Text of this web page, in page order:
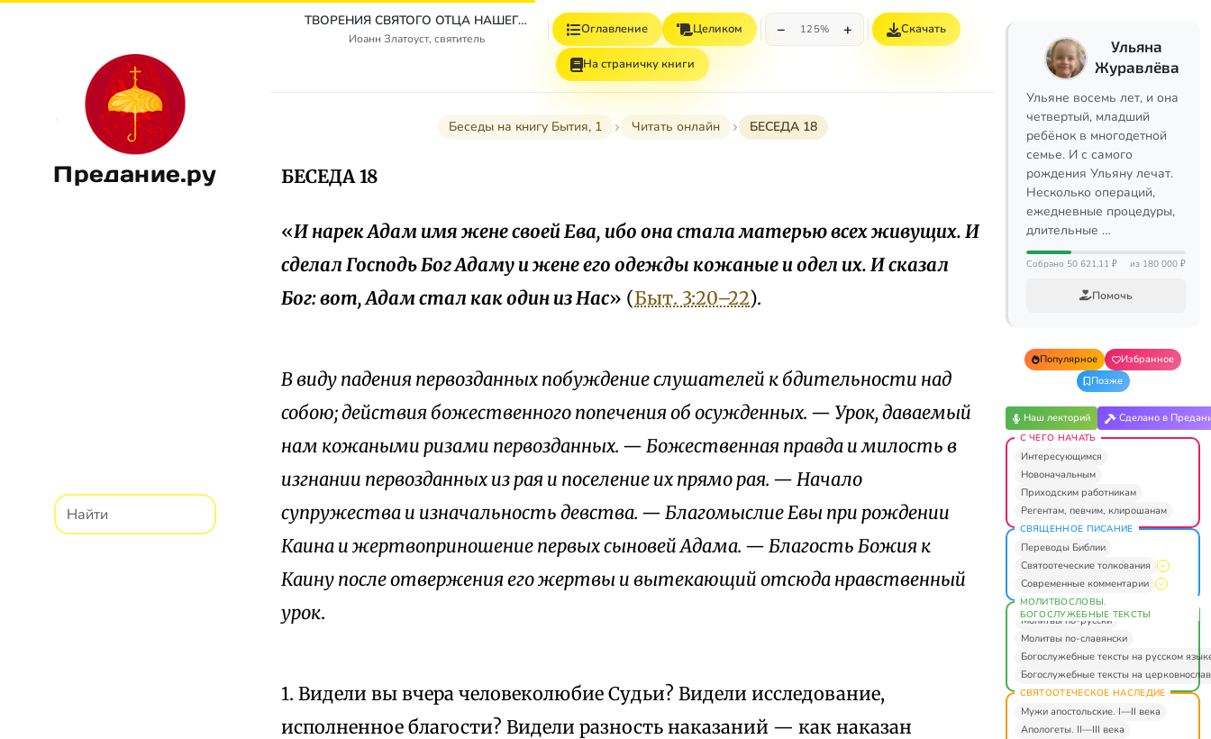
Предание.ру
ТВОРЕНИЯ СВЯТОГО ОТЦА НАШЕГО ИОАННА ЗЛАТОУСТА АРХИЕПИСКОПА КОНСТАНТИНОПОЛЬСКОГО. БЕСЕДЫ НА КНИГУ БЫТИЯ. ТОМ ЧЕТВЕРТЫЙ. КНИГА ПЕРВАЯ.
Иоанн Златоуст, святитель
Оглавление Целиком − 125% + Скачать
На страничку книги
Беседы на книгу Бытия, 1 Читать онлайн БЕСЕДА 18
БЕСЕДА 18
«И нарек Адам имя жене своей Ева, ибо она стала матерью всех живущих. И
сделал Господь Бог Адаму и жене его одежды кожаные и одел их. И сказал
Бог: вот, Адам стал как один из Нас» (Быт. 3:20–22).
В виду падения первозданных побуждение слушателей к бдительности над
собою; действия божественного попечения об осужденных. — Урок, даваемый
нам кожаными ризами первозданных. — Божественная правда и милость в
изгнании первозданных из рая и поселение их прямо рая. — Начало
супружества и изначальность девства. — Благомыслие Евы при рождении
Каина и жертвоприношение первых сыновей Адама. — Благость Божия к
Каину после отвержения его жертвы и вытекающий отсюда нравственный
урок.
1. Видели вы вчера человеколюбие Судьи? Видели исследование,
исполненное благости? Видели разность наказаний — как наказан
Ульяна
Журавлёва
Ульяне восемь лет, и она
четвертый, младший
ребёнок в многодетной
семье. И с самого
рождения Ульяну лечат.
Несколько операций,
ежедневные процедуры,
длительные …
Собрано 50 621,11 ₽ из 180 000 ₽
Помочь
Популярное
Избранное
Позже
Наш лекторий Сделано в
С ЧЕГО НАЧАТЬ
Интересующимся
Новоначальным
Приходским работникам
Регентам, певчим, клирошанам
СВЯЩЕННОЕ ПИСАНИЕ
Переводы Библии
Святоотеческие толкования
Современные комментарии
МОЛИТВОСЛОВЫ.
БОГОСЛУЖЕБНЫЕ ТЕКСТЫ
Молитвы по-русски
Молитвы по-славянски
Богослужебные тексты на русском
Богослужебные тексты на
СВЯТООТЕЧЕСКОЕ НАСЛЕДИЕ
Мужи апостольские. I—II века
Апологеты. II—III века